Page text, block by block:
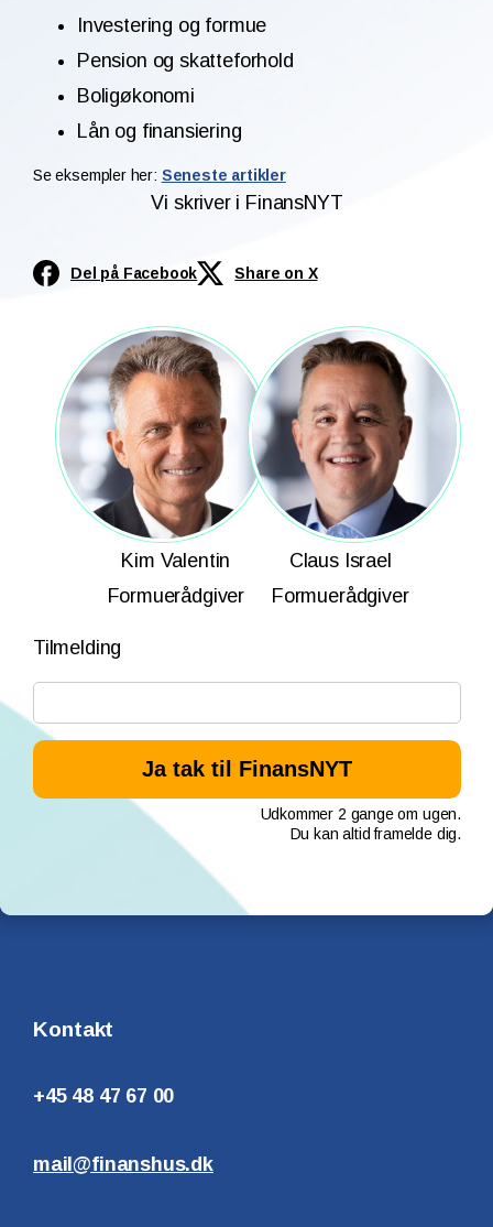
Investering og formue
Pension og skatteforhold
Boligøkonomi
Lån og finansiering
Se eksempler her: Seneste artikler
Vi skriver i FinansNYT
Del på Facebook Share on X
Kim Valentin
Formuerådgiver
Claus Israel
Formuerådgiver
Tilmelding
Udkommer 2 gange om ugen.
Du kan altid framelde dig.
Kontakt
+45 48 47 67 00
mail@finanshus.dk